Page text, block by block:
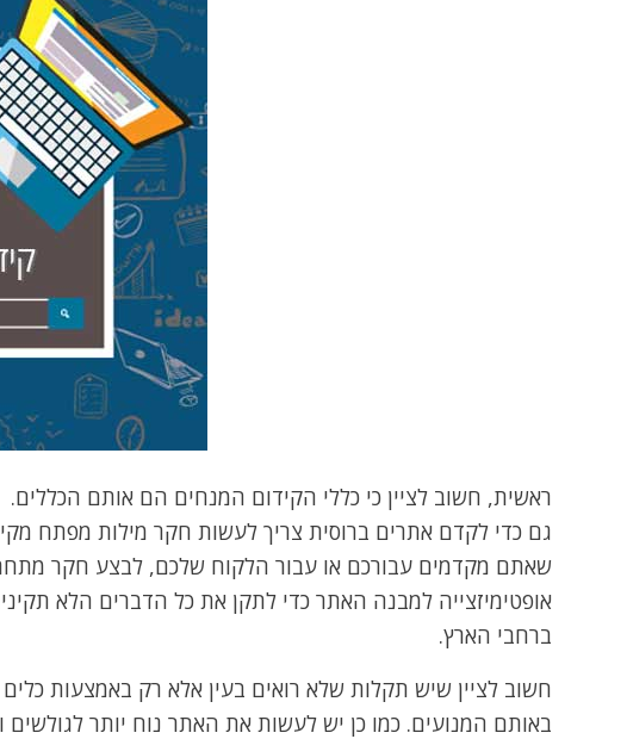
ראשית, חשוב לציין כי כללי הקידום המנחים הם אותם הכללים.
גם כדי לקדם אתרים ברוסית צריך לעשות חקר מילות מפתח
שאתם מקדמים עבורכם או עבור הלקוח שלכם, לבצע חקר
אופטימיזצייה למבנה האתר כדי לתקן את כל הדברים הלא
ברחבי הארץ.
חשוב לציין שיש תקלות שלא רואים בעין אלא רק באמצעות
באותם המנועים. כמו כן יש לעשות את האתר נוח יותר